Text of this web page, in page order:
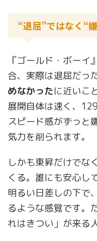
“退屈”ではなく“
『ゴールド・ボーイ
合、実際は退屈だっ
めなかったに近いこ
展開自体は速く、
スピード感がずっと
気力を削られます。
しかも東昇だけでな
くる。誰にも安心し
明るい日差しの下で
るような感覚です。
れはきつい」が来る